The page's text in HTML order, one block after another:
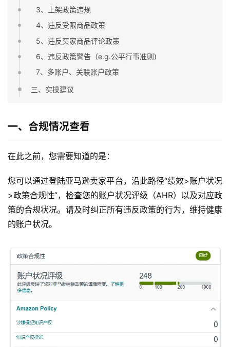
3、上架政策违规
4、违反受限商品政策
5、违反买家商品评论政策
6、违反政策警告（e.g.公平行事准则)
7、多账户、关联账户政策
三、实操建议
一、合规情况查看
在此之前，您需要知道的是：
您可以通过登陆亚马逊卖家平台，沿此路径“绩效>账户状况
>政策合规性”，检查您的账户状况评级（AHR）以及对应政
策的合规状况。请及时纠正所有违反政策的行为，维持健康
的账户状况。